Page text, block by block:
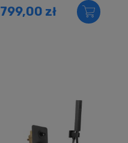
Deszczownica 25
799,00 zł